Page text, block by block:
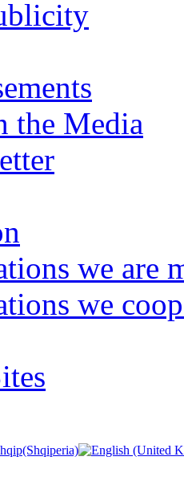
the Media
we are
we